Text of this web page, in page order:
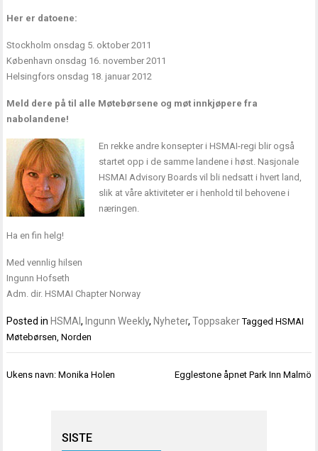
Her er datoene:
Stockholm onsdag 5. oktober 2011
København onsdag 16. november 2011
Helsingfors onsdag 18. januar 2012
Meld dere på til alle Møtebørsene og møt innkjøpere fra
nabolandene!
En rekke andre konsepter i HSMAI-regi blir også
startet opp i de samme landene i høst. Nasjonale
HSMAI Advisory Boards vil bli nedsatt i hvert land,
slik at våre aktiviteter er i henhold til behovene i
næringen.
Ha en fin helg!
Med vennlig hilsen
Ingunn Hofseth
Adm. dir. HSMAI Chapter Norway
Posted in HSMAI, Ingunn Weekly, Nyheter,Toppsaker TaggedHSMAI
Møtebørsen,Norden
Innleggsnavigasjon
Ukens navn: Monika Holen Egglestone åpnet Park Inn Malmö
SISTE